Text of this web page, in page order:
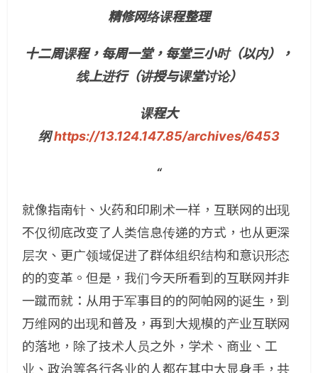
精修网络课程整理
十二周课程，每周一堂，每堂三小时（以内），
线上进行（讲授与课堂讨论）
课程大
纲https://13.124.147.85/archives/6453
“
就像指南针、火药和印刷术一样，互联网的出现
不仅彻底改变了人类信息传递的方式，也从更深
层次、更广领域促进了群体组织结构和意识形态
的的变革。但是，我们今天所看到的互联网并非
一蹴而就：从用于军事目的的阿帕网的诞生，到
万维网的出现和普及，再到大规模的产业互联网
的落地，除了技术人员之外，学术、商业、工
业、政治等各行各业的人都在其中大显身手，共